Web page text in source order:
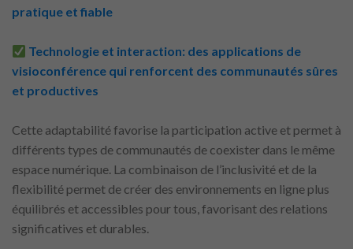
pratique et fiable
Technologie et interaction: des applications de
visioconférence qui renforcent des communautés sûres
et productives
Cette adaptabilité favorise la participation active et permet à
différents types de communautés de coexister dans le même
espace numérique. La combinaison de l’inclusivité et de la
flexibilité permet de créer des environnements en ligne plus
équilibrés et accessibles pour tous, favorisant des relations
significatives et durables.